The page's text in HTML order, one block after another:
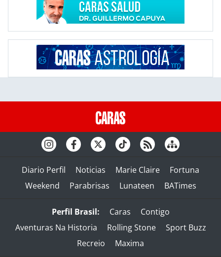
Diario Perfil Noticias Marie Claire
Fortuna
Weekend
Parabrisas Lunateen BATimes
Perfil Brasil: Caras
Contigo
Aventuras Na Historia
Rolling Stone
Sport Buzz
Recreio
Maxima